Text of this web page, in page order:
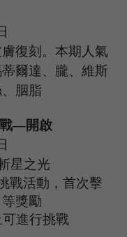
復刻。本期人氣
爾達、朧、維斯
胭脂
—開啟
星之光
戰活動，首次擊
獎勵
進行挑戰